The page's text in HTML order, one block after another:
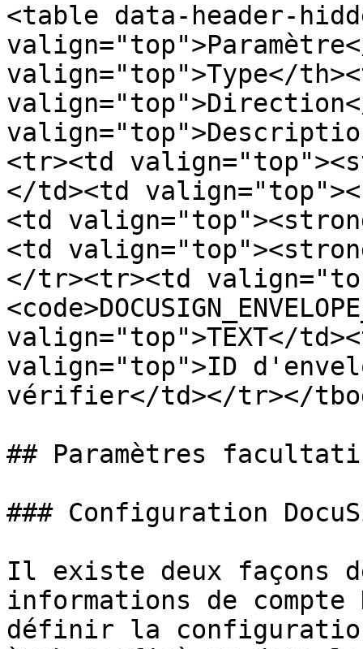
<table data-header-
valign="top">Type</
<tr><td
</td><td
<td
<td
</tr><tr><td
valign="top">TEXT</
valign="top">ID
vérifier</td></tr></
## Paramètres
### Configuration
Il existe deux façons
informations de compte
définir la